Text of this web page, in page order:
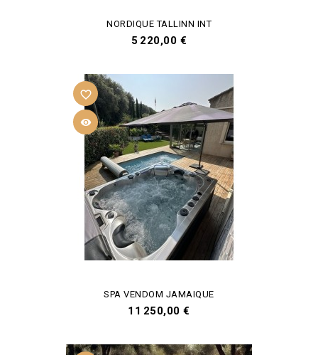
NORDIQUE TALLINN INT
Prix
5 220,00 €

favorite_border
SPA VENDOM JAMAIQUE
Prix
11 250,00 €